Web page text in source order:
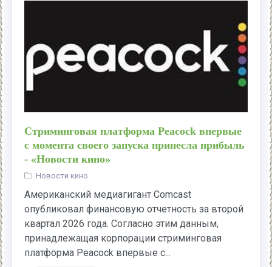
Стриминговая платформа Peacock впервые
с момента своего запуска принесла прибыль
- «Новости кино»
Новости кино
Американский медиагигант Comcast
опубликовал финансовую отчетность за второй
квартал 2026 года. Согласно этим данным,
принадлежащая корпорации стриминговая
платформа Peacock впервые с...